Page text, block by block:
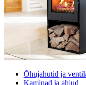
Õhujahutid ja
Kaminad ja ahjud